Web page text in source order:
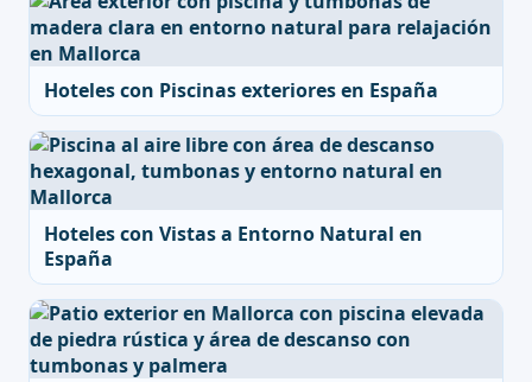
Hoteles con Piscinas exteriores en España
Hoteles con Vistas a Entorno Natural en
España